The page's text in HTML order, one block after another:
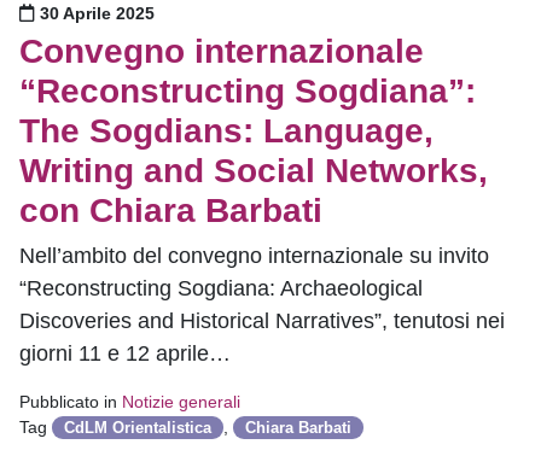
Pubblicato il
30 Aprile 2025
Convegno internazionale
“Reconstructing Sogdiana”:
The Sogdians: Language,
Writing and Social Networks,
con Chiara Barbati
Nell’ambito del convegno internazionale su invito
“Reconstructing Sogdiana: Archaeological
Discoveries and Historical Narratives”, tenutosi nei
giorni 11 e 12 aprile…
Pubblicato in Notizie generali
Tag
CdLM Orientalistica Chiara Barbati